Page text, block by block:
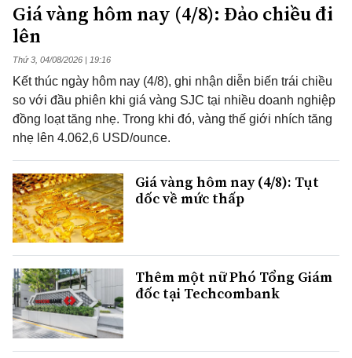
Giá vàng hôm nay (4/8): Đảo chiều đi
lên
Thứ 3, 04/08/2026 | 19:16
Kết thúc ngày hôm nay (4/8), ghi nhận diễn biến trái chiều
so với đầu phiên khi giá vàng SJC tại nhiều doanh nghiệp
đồng loạt tăng nhẹ. Trong khi đó, vàng thế giới nhích tăng
nhẹ lên 4.062,6 USD/ounce.
Giá vàng hôm nay (4/8): Tụt
dốc về mức thấp
Thêm một nữ Phó Tổng Giám
đốc tại Techcombank